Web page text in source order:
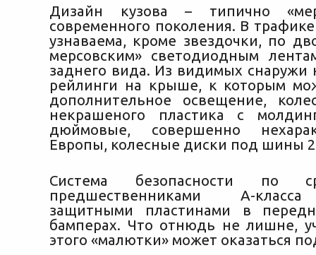
Дизайн кузова – типично
современного поколения. В
узнаваема, кроме звездочки, по
мерсовским» светодиодным
заднего вида. Из видимых снаружи
рейлинги на крыше, к которым
дополнительное освещение,
некрашеного пластика с
дюймовые, совершенно
Европы, колесные диски под шины
Система безопасности по
предшественниками А-
защитными пластинами в
бамперах. Что отнюдь не лишне,
этого «малютки» может оказаться